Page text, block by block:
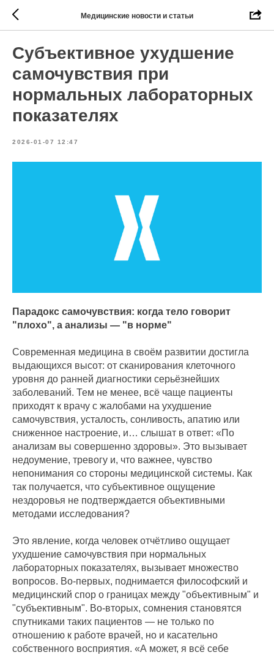
Медицинские новости и статьи
Субъективное ухудшение
самочувствия при
нормальных лабораторных
показателях
2026-01-07 12:47
Парадокс самочувствия: когда тело говорит
"плохо", а анализы — "в норме"
Современная медицина в своём развитии достигла
выдающихся высот: от сканирования клеточного
уровня до ранней диагностики серьёзнейших
заболеваний. Тем не менее, всё чаще пациенты
приходят к врачу с жалобами на ухудшение
самочувствия, усталость, сонливость, апатию или
сниженное настроение, и… слышат в ответ: «По
анализам вы совершенно здоровы». Это вызывает
недоумение, тревогу и, что важнее, чувство
непонимания со стороны медицинской системы. Как
так получается, что субъективное ощущение
нездоровья не подтверждается объективными
методами исследования?
Это явление, когда человек отчётливо ощущает
ухудшение самочувствия при нормальных
лабораторных показателях, вызывает множество
вопросов. Во-первых, поднимается философский и
медицинский спор о границах между "объективным" и
"субъективным". Во-вторых, сомнения становятся
спутниками таких пациентов — не только по
отношению к работе врачей, но и касательно
собственного восприятия. «А может, я всё себе